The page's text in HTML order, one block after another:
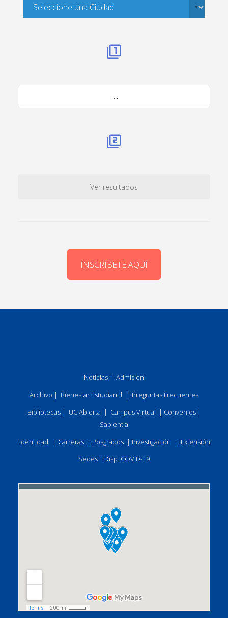
. . .
Ver resultados
INSCRÍBETE AQUÍ
Noticias | Admisión
Archivo | Bienestar Estudiantil | Preguntas Frecuentes
Bibliotecas| UC Abierta | Campus Virtual | Convenios|
Sapientia
Identidad | Carreras | Posgrados | Investigación | Extensión
Sedes | Disp. COVID-19